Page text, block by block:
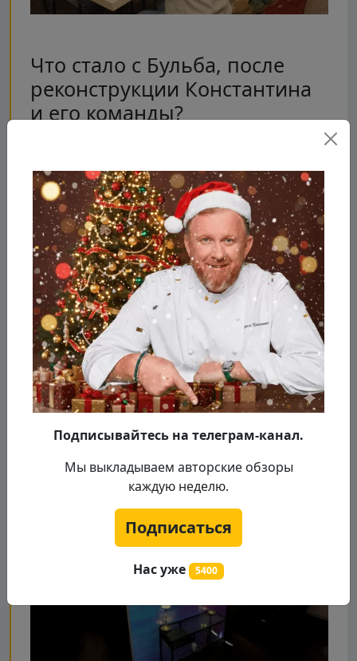
Что стало с Бульба, после
реконструкции Константина
и его команды?
переделывая деревенскую "Бульбу" в
утонченное модное заведение - "Prosecco
Bar"! Шеф и его команда изменили дизайн
зала, переделали вывеску и входную группу,
отмыли кухню, сделали в зале танцпол и
стойку дл диджея, а главное подарили
заведению концепцию модного бара! В меню
бара представлена европейская кухня.
Подписывайтесь на телеграм-канал.
Мы выкладываем авторские обзоры
каждую неделю.
Подписаться
Нас уже 5400